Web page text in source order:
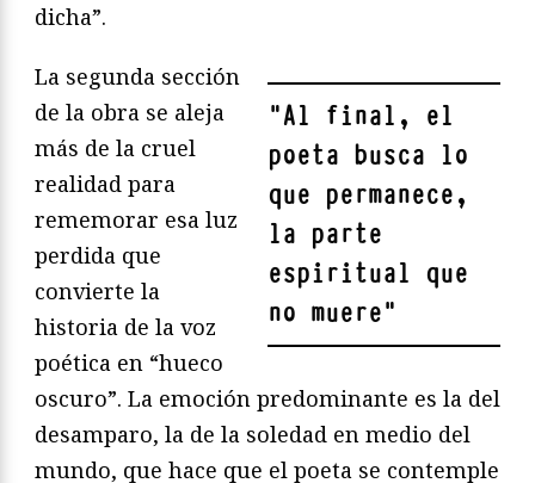
dicha”.
"Al final, el
poeta busca lo
que permanece,
la parte
espiritual que
no muere"
La segunda sección
de la obra se aleja
más de la cruel
realidad para
rememorar esa luz
perdida que
convierte la
historia de la voz
poética en “hueco
oscuro”. La emoción predominante es la del
desamparo, la de la soledad en medio del
mundo, que hace que el poeta se contemple